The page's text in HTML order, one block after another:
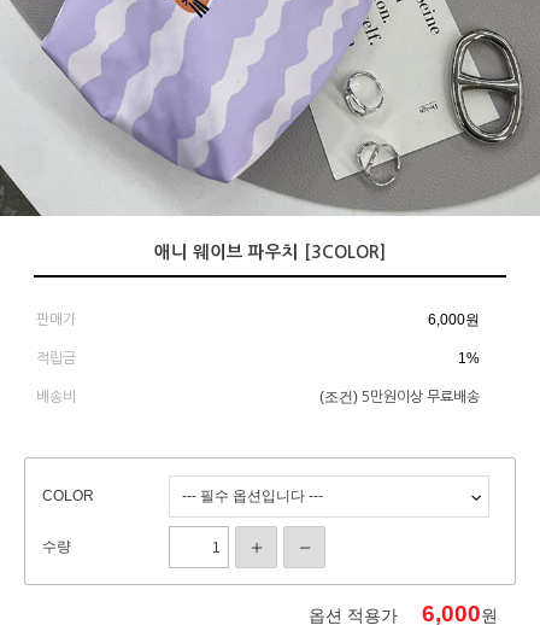
애니 웨이브 파우치 [3COLOR]
판매가 6,000원
적립금 1%
배송비 (조건) 5만원이상 무료배송
COLOR
수량
옵션 적용가 6,000원